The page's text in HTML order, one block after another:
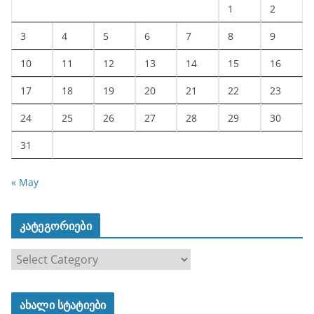
1 2
3 4 5 6 7 8 9
10 11 12 13 14 15 16
17 18 19 20 21 22 23
24 25 26 27 28 29 30
31
« May
კატეგორიები
ტ
ახალი სტატიები